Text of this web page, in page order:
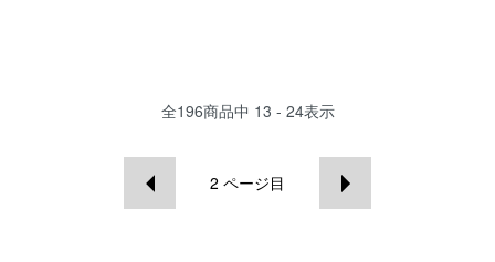
全196商品中 13 - 24表示
2 ページ目